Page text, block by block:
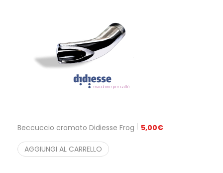
Beccuccio cromato Didiesse Frog 5,00€
AGGIUNGI AL CARRELLO